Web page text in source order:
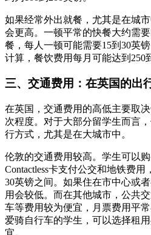
如果经常外出就餐，尤其是在城
会更高。一顿平常的快餐大约需
餐，每人一顿可能需要15到30英
计算，餐饮费用每月可能达到250
三、交通费用：在英国的出
在英国，交通费用的高低主要取
次程度。对于大部分留学生而言
行方式，尤其是在大城市中。
伦敦的交通费用较高。学生可以购
Contactless卡支付公交和地铁费用
30英镑之间。如果住在市中心或
用会较低。而在其他城市，公共
车等费用较为便宜，月票费用平
爱骑自行车的学生，可以选择租
宜。